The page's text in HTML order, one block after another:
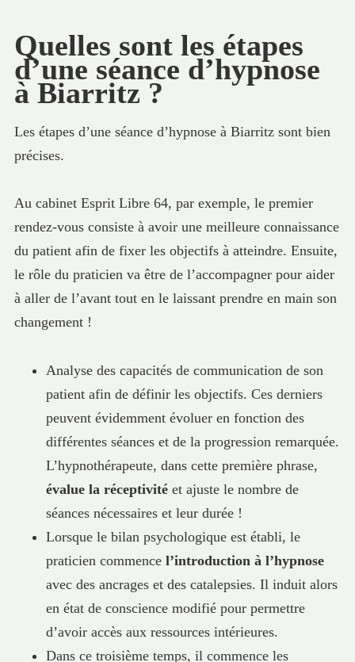
Quelles sont les étapes
d’une séance d’hypnose
à Biarritz ?
Les étapes d’une séance d’hypnose à Biarritz sont bien
précises.
Au cabinet Esprit Libre 64, par exemple, le premier
rendez-vous consiste à avoir une meilleure connaissance
du patient afin de fixer les objectifs à atteindre. Ensuite,
le rôle du praticien va être de l’accompagner pour aider
à aller de l’avant tout en le laissant prendre en main son
changement !
Analyse des capacités de communication de son
patient afin de définir les objectifs. Ces derniers
peuvent évidemment évoluer en fonction des
différentes séances et de la progression remarquée.
L’hypnothérapeute, dans cette première phrase,
évalue la réceptivitéet ajuste le nombre de
séances nécessaires et leur durée !
Lorsque le bilan psychologique est établi, le
praticien commencel’introduction à l’hypnose
avec des ancrages et des catalepsies. Il induit alors
en état de conscience modifié pour permettre
d’avoir accès aux ressources intérieures.
Dans ce troisième temps, il commence les